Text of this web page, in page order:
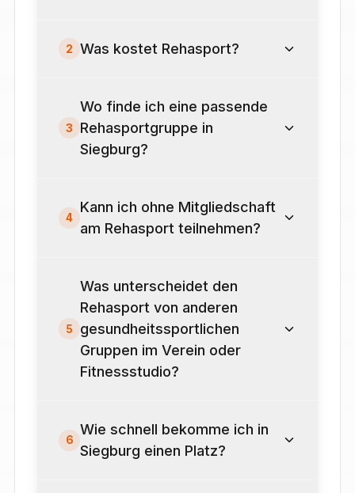
2 Was kostet Rehasport?
3
Wo finde ich eine passende
Rehasportgruppe in
Siegburg?
4
Kann ich ohne Mitgliedschaft
am Rehasport teilnehmen?
5
Was unterscheidet den
Rehasport von anderen
gesundheitssportlichen
Gruppen im Verein oder
Fitnessstudio?
6
Wie schnell bekomme ich in
Siegburg einen Platz?